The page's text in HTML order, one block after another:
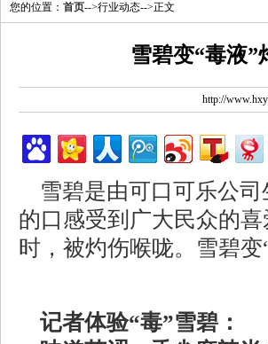
您的位置： 首页-->行业动态-->正文
雪碧变“毒液”
http://
雪碧是由可口可乐公司
的口感受到广大民众的
时，被灼伤喉咙。雪碧
记者体验“毒”雪碧：